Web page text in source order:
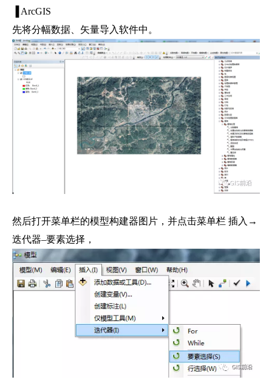
▐ ArcGIS
先将分幅数据、矢量导入软件中。
然后打开菜单栏的模型构建器图片，并点击菜单栏 插入→
迭代器–要素选择，